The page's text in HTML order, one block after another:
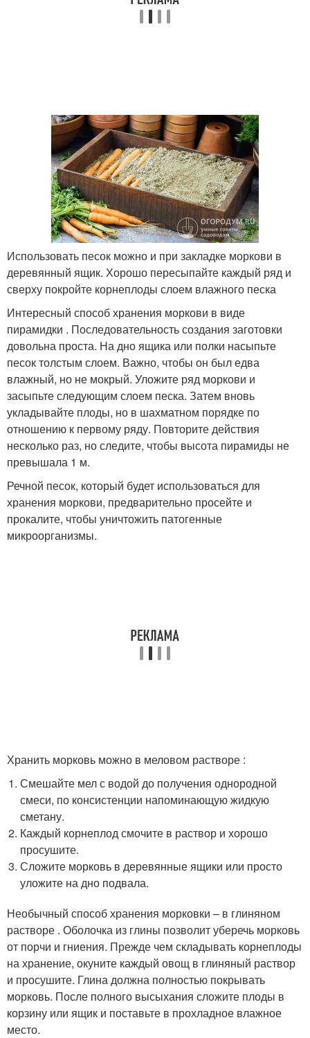
Использовать песок можно и при закладке моркови в
деревянный ящик. Хорошо пересыпайте каждый ряд и
сверху покройте корнеплоды слоем влажного песка
Интересный способ хранения моркови в виде
пирамидки . Последовательность создания заготовки
довольна проста. На дно ящика или полки насыпьте
песок толстым слоем. Важно, чтобы он был едва
влажный, но не мокрый. Уложите ряд моркови и
засыпьте следующим слоем песка. Затем вновь
укладывайте плоды, но в шахматном порядке по
отношению к первому ряду. Повторите действия
несколько раз, но следите, чтобы высота пирамиды не
превышала 1 м.
Речной песок, который будет использоваться для
хранения моркови, предварительно просейте и
прокалите, чтобы уничтожить патогенные
микроорганизмы.
Хранить морковь можно в меловом растворе :
Смешайте мел с водой до получения однородной
смеси, по консистенции напоминающую жидкую
сметану.
Каждый корнеплод смочите в раствор и хорошо
просушите.
Сложите морковь в деревянные ящики или просто
уложите на дно подвала.
Необычный способ хранения морковки – в глиняном
растворе . Оболочка из глины позволит уберечь морковь
от порчи и гниения. Прежде чем складывать корнеплоды
на хранение, окуните каждый овощ в глиняный раствор
и просушите. Глина должна полностью покрывать
морковь. После полного высыхания сложите плоды в
корзину или ящик и поставьте в прохладное влажное
место.